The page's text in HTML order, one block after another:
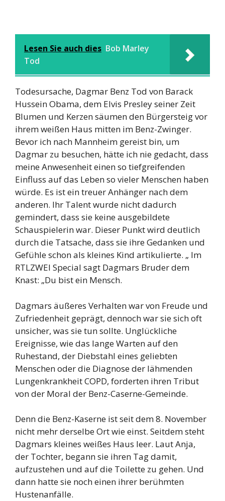
Lesen Sie auch dies Bob Marley
Tod
Todesursache, Dagmar Benz Tod von Barack
Hussein Obama, dem Elvis Presley seiner Zeit
Blumen und Kerzen säumen den Bürgersteig vor
ihrem weißen Haus mitten im Benz-Zwinger.
Bevor ich nach Mannheim gereist bin, um
Dagmar zu besuchen, hätte ich nie gedacht, dass
meine Anwesenheit einen so tiefgreifenden
Einfluss auf das Leben so vieler Menschen haben
würde. Es ist ein treuer Anhänger nach dem
anderen. Ihr Talent wurde nicht dadurch
gemindert, dass sie keine ausgebildete
Schauspielerin war. Dieser Punkt wird deutlich
durch die Tatsache, dass sie ihre Gedanken und
Gefühle schon als kleines Kind artikulierte. „ Im
RTLZWEI Special sagt Dagmars Bruder dem
Knast: „Du bist ein Mensch.
Dagmars äußeres Verhalten war von Freude und
Zufriedenheit geprägt, dennoch war sie sich oft
unsicher, was sie tun sollte. Unglückliche
Ereignisse, wie das lange Warten auf den
Ruhestand, der Diebstahl eines geliebten
Menschen oder die Diagnose der lähmenden
Lungenkrankheit COPD, forderten ihren Tribut
von der Moral der Benz-Caserne-Gemeinde.
Denn die Benz-Kaserne ist seit dem 8. November
nicht mehr derselbe Ort wie einst. Seitdem steht
Dagmars kleines weißes Haus leer. Laut Anja,
der Tochter, begann sie ihren Tag damit,
aufzustehen und auf die Toilette zu gehen. Und
dann hatte sie noch einen ihrer berühmten
Hustenanfälle.